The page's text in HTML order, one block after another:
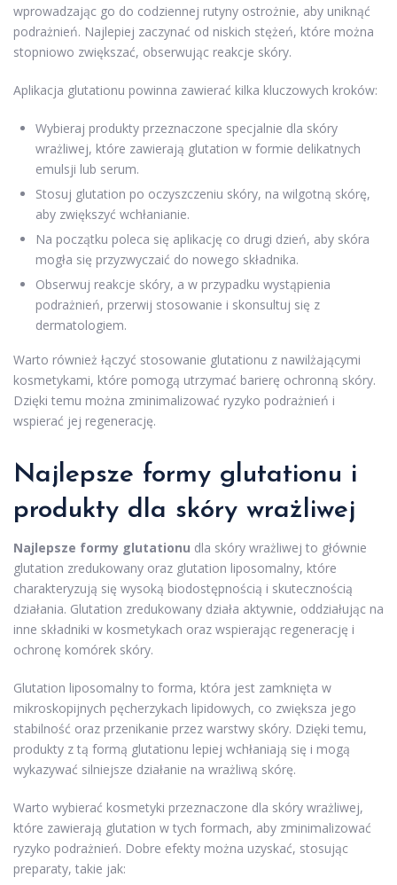
wprowadzając go do codziennej rutyny ostrożnie, aby uniknąć
podrażnień. Najlepiej zaczynać od niskich stężeń, które można
stopniowo zwiększać, obserwując reakcje skóry.
Aplikacja glutationu powinna zawierać kilka kluczowych kroków:
Wybieraj produkty przeznaczone specjalnie dla skóry
wrażliwej, które zawierają glutation w formie delikatnych
emulsji lub serum.
Stosuj glutation po oczyszczeniu skóry, na wilgotną skórę,
aby zwiększyć wchłanianie.
Na początku poleca się aplikację co drugi dzień, aby skóra
mogła się przyzwyczaić do nowego składnika.
Obserwuj reakcje skóry, a w przypadku wystąpienia
podrażnień, przerwij stosowanie i skonsultuj się z
dermatologiem.
Warto również łączyć stosowanie glutationu z nawilżającymi
kosmetykami, które pomogą utrzymać barierę ochronną skóry.
Dzięki temu można zminimalizować ryzyko podrażnień i
wspierać jej regenerację.
Najlepsze formy glutationu i
produkty dla skóry wrażliwej
Najlepsze formy glutationu dla skóry wrażliwej to głównie
glutation zredukowany oraz glutation liposomalny, które
charakteryzują się wysoką biodostępnością i skutecznością
działania. Glutation zredukowany działa aktywnie, oddziałując na
inne składniki w kosmetykach oraz wspierając regenerację i
ochronę komórek skóry.
Glutation liposomalny to forma, która jest zamknięta w
mikroskopijnych pęcherzykach lipidowych, co zwiększa jego
stabilność oraz przenikanie przez warstwy skóry. Dzięki temu,
produkty z tą formą glutationu lepiej wchłaniają się i mogą
wykazywać silniejsze działanie na wrażliwą skórę.
Warto wybierać kosmetyki przeznaczone dla skóry wrażliwej,
które zawierają glutation w tych formach, aby zminimalizować
ryzyko podrażnień. Dobre efekty można uzyskać, stosując
preparaty, takie jak: